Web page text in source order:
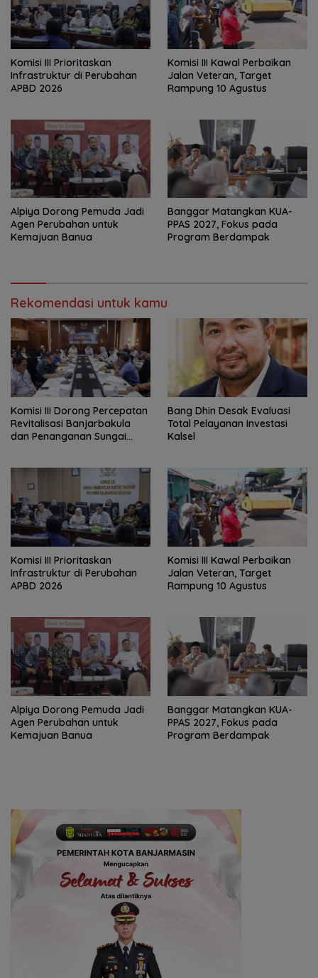
‎Komisi III Prioritaskan
Infrastruktur di Perubahan
APBD 2026
Komisi III Kawal Perbaikan
Jalan Veteran, Target
Rampung 10 Agustus
‎Alpiya Dorong Pemuda Jadi
Agen Perubahan untuk
Kemajuan Banua ‎
‎Banggar Matangkan KUA-
PPAS 2027, Fokus pada
Program Berdampak
Rekomendasi untuk kamu
‎Komisi III Dorong Percepatan
Revitalisasi Banjarbakula
dan Penanganan Sungai
‎Bang Dhin Desak Evaluasi
Total Pelayanan Investasi
Kalsel
‎Komisi III Prioritaskan
Infrastruktur di Perubahan
APBD 2026
Komisi III Kawal Perbaikan
Jalan Veteran, Target
Rampung 10 Agustus
‎Alpiya Dorong Pemuda Jadi
Agen Perubahan untuk
Kemajuan Banua ‎
‎Banggar Matangkan KUA-
PPAS 2027, Fokus pada
Program Berdampak